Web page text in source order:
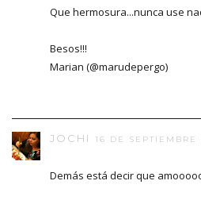
Que hermosura...nunca use
Besos!!!
Marian (@marudepergo)
JOCHI 16 DE SEPTIEMBRE
Demás está decir que